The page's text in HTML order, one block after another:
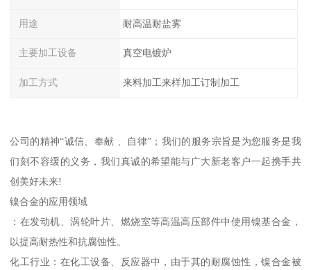
用途 耐高温耐盐雾
主要加工设备 真空电镀炉
加工方式 来料加工来样加工订制加工
公司的精神“诚信、奉献 、自律”；我们的服务宗旨是为您服务是我
们刻不容缓的义务，我们真诚的希望能与广大新老客户一起携手共
创美好未来!
镍合金的应用领域
：在发动机、涡轮叶片、燃烧室等高温高压部件中使用镍基合金，
以提高耐热性和抗腐蚀性。
化工行业：在化工设备、反应器中，由于其的耐腐蚀性，镍合金被